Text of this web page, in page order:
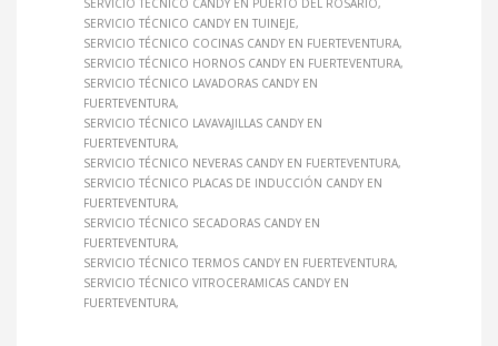
SERVICIO TÉCNICO CANDY EN PUERTO DEL ROSARIO
SERVICIO TÉCNICO CANDY EN TUINEJE
SERVICIO TÉCNICO COCINAS CANDY EN FUERTEVENTURA
SERVICIO TÉCNICO HORNOS CANDY EN FUERTEVENTURA
SERVICIO TÉCNICO LAVADORAS CANDY EN
FUERTEVENTURA
SERVICIO TÉCNICO LAVAVAJILLAS CANDY EN
FUERTEVENTURA
SERVICIO TÉCNICO NEVERAS CANDY EN FUERTEVENTURA
SERVICIO TÉCNICO PLACAS DE INDUCCIÓN CANDY EN
FUERTEVENTURA
SERVICIO TÉCNICO SECADORAS CANDY EN
FUERTEVENTURA
SERVICIO TÉCNICO TERMOS CANDY EN FUERTEVENTURA
SERVICIO TÉCNICO VITROCERAMICAS CANDY EN
FUERTEVENTURA